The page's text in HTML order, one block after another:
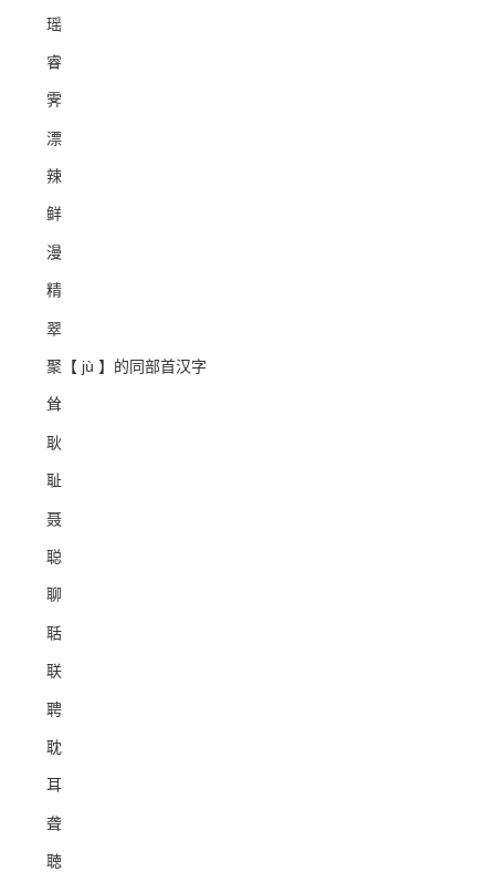
瑶
睿
霁
漂
辣
鲜
漫
精
翠
聚【 jù 】的同部首汉字
耸
耿
耻
聂
聪
聊
聒
联
聘
耽
耳
聋
聴